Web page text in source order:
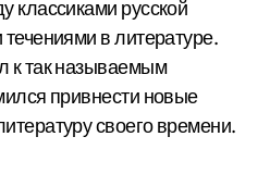
классиками русской
в литературе.
к так называемым
привнести новые
своего времени.